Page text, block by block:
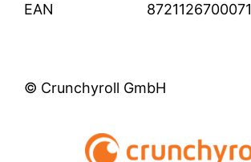
EAN 8721126700071
© Crunchyroll GmbH